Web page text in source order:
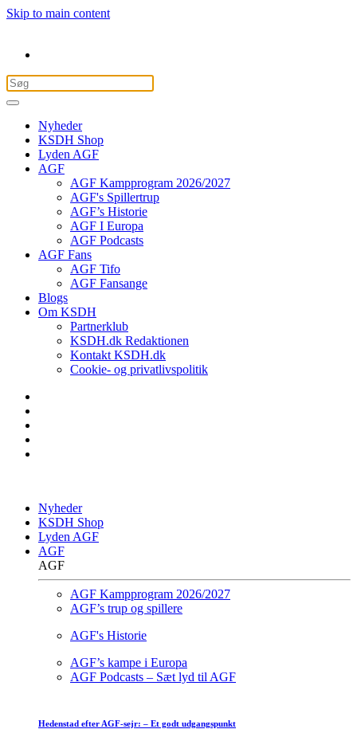
Skip to main content
Nyheder
KSDH Shop
Lyden AGF
AGF
AGF Kampprogram 2026/2027
AGF's Spillertrup
AGF’s Historie
AGF I Europa
AGF Podcasts
AGF Fans
AGF Tifo
AGF Fansange
Blogs
Om KSDH
Partnerklub
KSDH.dk Redaktionen
Kontakt KSDH.dk
Cookie- og privatlivspolitik
Nyheder
KSDH Shop
Lyden AGF
AGF
AGF
AGF Kampprogram 2026/2027
AGF’s trup og spillere
AGF's Historie
AGF’s kampe i Europa
AGF Podcasts – Sæt lyd til AGF
Hedenstad efter AGF-sejr: – Et godt udgangspunkt